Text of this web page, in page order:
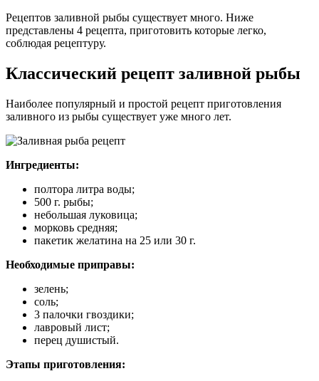
Рецептов заливной рыбы существует много. Ниже
представлены 4 рецепта, приготовить которые легко,
соблюдая рецептуру.
Классический рецепт заливной рыбы
Наиболее популярный и простой рецепт приготовления
заливного из рыбы существует уже много лет.
Ингредиенты:
полтора литра воды;
500 г. рыбы;
небольшая луковица;
морковь средняя;
пакетик желатина на 25 или 30 г.
Необходимые приправы:
зелень;
соль;
3 палочки гвоздики;
лавровый лист;
перец душистый.
Этапы приготовления: